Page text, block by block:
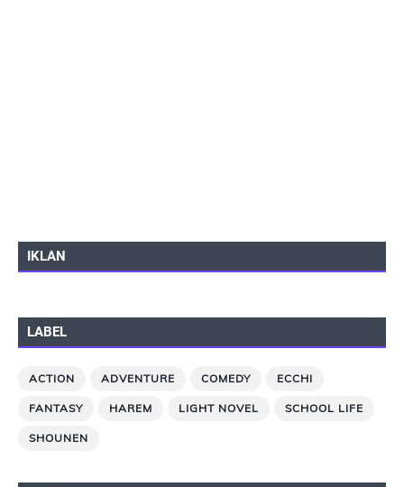
IKLAN
LABEL
ACTION ADVENTURE COMEDY ECCHI
FANTASY HAREM LIGHT NOVEL SCHOOL LIFE
SHOUNEN